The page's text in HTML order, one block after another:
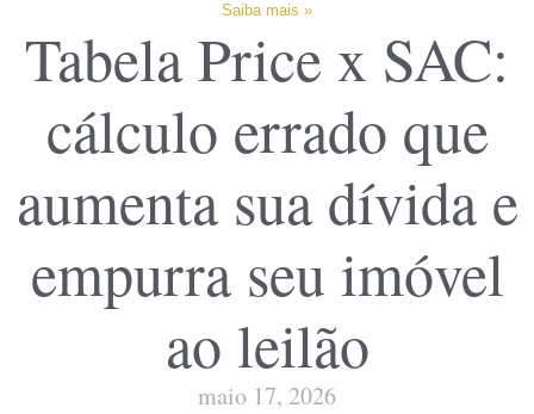
Saiba mais »
Tabela Price x SAC:
cálculo errado que
aumenta sua dívida e
empurra seu imóvel
ao leilão
maio 17, 2026